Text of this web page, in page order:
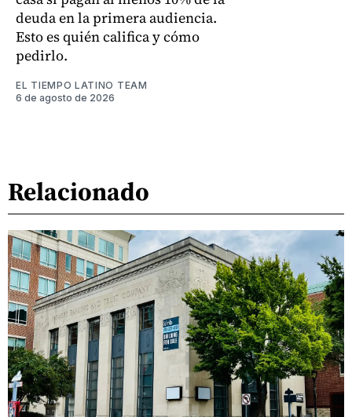
deuda en la primera audiencia.
Esto es quién califica y cómo
pedirlo.
EL TIEMPO LATINO TEAM
6 de agosto de 2026
Relacionado